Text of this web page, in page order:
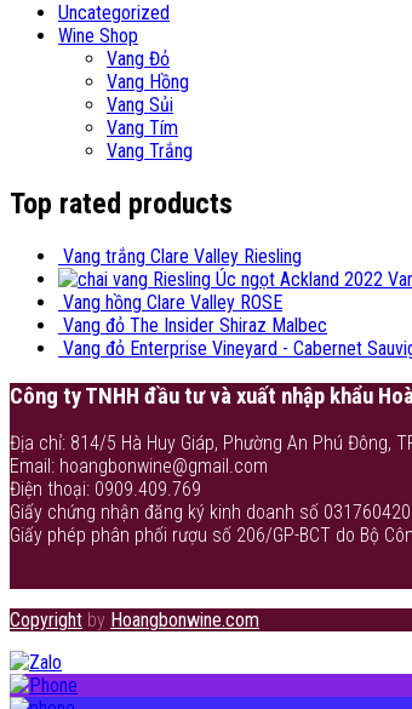
Uncategorized
Wine Shop
Vang Đỏ
Vang Hồng
Vang Sủi
Vang Tím
Vang Trắng
Top rated products
Vang trắng Clare Valley Riesling
Vang hồng Clare Valley ROSE
Vang đỏ The Insider Shiraz Malbec
Vang đỏ Enterprise Vineyard - Cabernet
Công ty TNHH đầu tư và xuất nhập khẩu
Địa chỉ: 814/5 Hà Huy Giáp, Phường An Phú Đông,
Email: hoangbonwine@gmail.com
Điện thoại: 0909.409.769
Giấy chứng nhận đăng ký kinh doanh số
Giấy phép phân phối rượu số 206/GP-BCT do Bộ
Copyright by Hoangbonwine.com